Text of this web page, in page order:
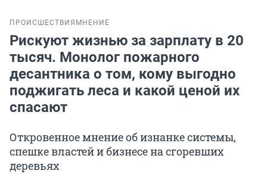
ПРОИСШЕСТВИЯ МНЕНИЕ
Рискуют жизнью за зарплату в 20
тысяч. Монолог пожарного
десантника о том, кому выгодно
поджигать леса и какой ценой их
спасают
Откровенное мнение об изнанке системы,
спешке властей и бизнесе на сгоревших
деревьях